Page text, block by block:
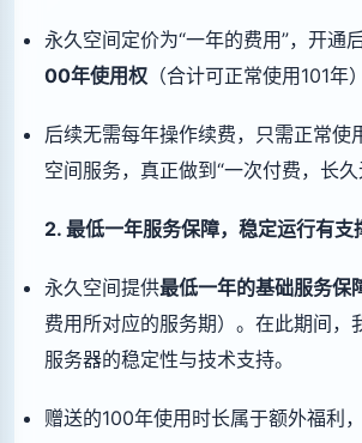
永久空间定价为“一年的费用”，开通
00年使用权 （合计可正常使用101年
后续无需每年操作续费，只需正常使
空间服务，真正做到“一次付费，长久
2. 最低一年服务保障，稳定运行有支
永久空间提供最低一年的基础服务保
费用所对应的服务期）。在此期间，
服务器的稳定性与技术支持。
赠送的100年使用时长属于额外福利